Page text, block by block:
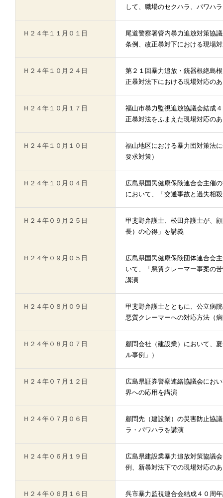
して、職場のセクハラ、パワハ
Ｈ２４年１１月０１日
尾道警察署管内暴力追放対策協
条例、改正暴対下における現場
Ｈ２４年１０月２４日
第２１回暴力追放・銃器根絶島
正暴対法下における現場対応の
Ｈ２４年１０月１７日
福山市暴力監視追放協議会結成
正暴対法をふまえた現場対応の
Ｈ２４年１０月１０日
福山地区における暴力団対策法
要求対策）
Ｈ２４年１０月０４日
広島県国民健康保険連合会主催
において、「交通事故と過失相
Ｈ２４年０９月２５日
甲斐野弁護士、松田弁護士が、
長）の心得」を講義
Ｈ２４年０９月０５日
広島県国民健康保険団体連合会
いて、「悪質クレーマー事案の
講演
Ｈ２４年０８月０９日
甲斐野弁護士とともに、公立病
悪質クレーマーへの対応方法（
Ｈ２４年０８月０７日
顧問会社（建設業）において、
ル事例」）
Ｈ２４年０７月１２日
広島県証券警察連絡協議会にお
界への応用を講演
Ｈ２４年０７月０６日
顧問先（建設業）の災害防止協
ラ・パワハラを講演
Ｈ２４年０６月１９日
広島県建設業暴力追放対策協議
例、新暴対法下での現場対応の
Ｈ２４年０６月１６日
呉市暴力監視連合会結成４０周